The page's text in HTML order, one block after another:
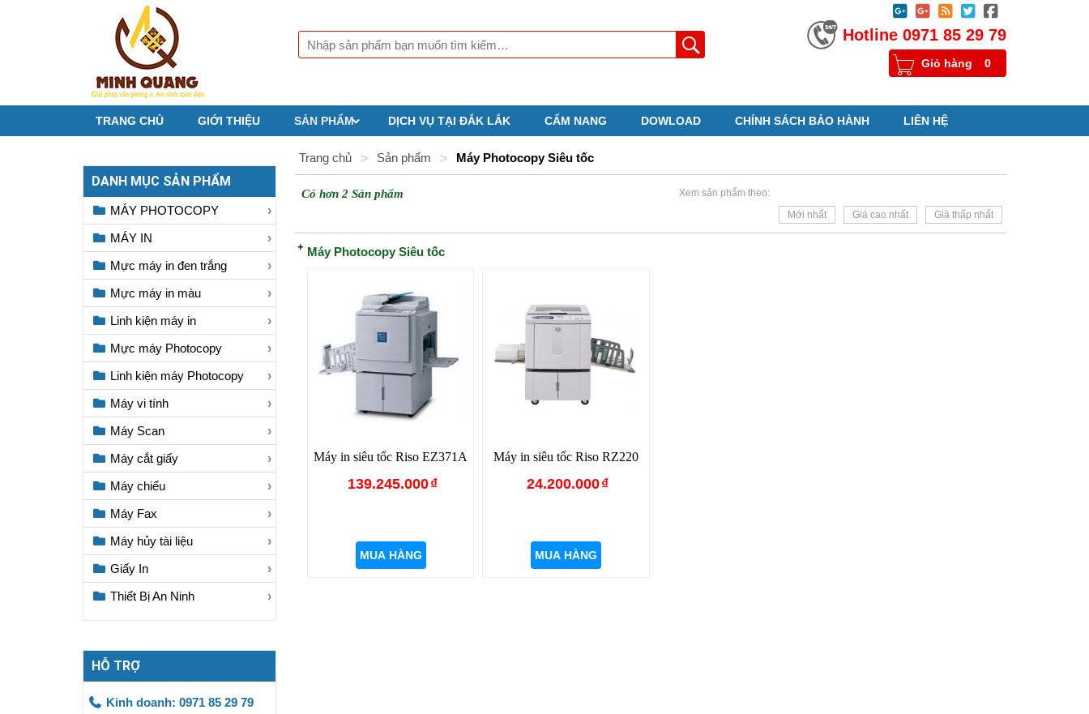





Hotline 0971 85 29 79
Giỏ hàng 0
TRANG CHỦ GIỚI THIỆU SẢN PHẨM DỊCH VỤ TẠI ĐẮK LẮK CẨM NANG DOWLOAD CHÍNH SÁCH BẢO HÀNH LIÊN HỆ
Trang chủ > Sản phẩm > Máy Photocopy Siêu tốc
Có hơn 2 Sản phẩm
Xem sản phẩm theo:
Mới nhất
Giá cao nhất Giá thấp nhất
Máy Photocopy Siêu tốc
Máy in siêu tốc Riso EZ371A
139.245.000₫
MUA HÀNG
Máy in siêu tốc Riso RZ220
24.200.000₫
MUA HÀNG
DANH MỤC SẢN PHẨM
MÁY PHOTOCOPY
MÁY IN
Mực máy in đen trắng
Mực máy in màu
Linh kiện máy in
Mực máy Photocopy
Linh kiện máy Photocopy
Máy vi tính
Máy Scan
Máy cắt giấy
Máy chiếu
Máy Fax
Máy hủy tài liệu
Giấy In
Thiết Bị An Ninh
HỖ TRỢ
Kinh doanh: 0971 85 29 79